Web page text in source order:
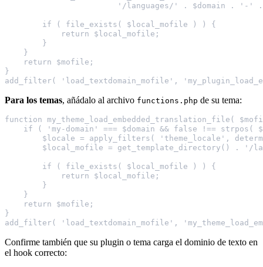
'/languages/' . $domain . '-'
        if ( file_exists( $local_mofile ) ) {
            return $local_mofile;
        }
    }
    return $mofile;
}
add_filter( 'load_textdomain_mofile',
Para los temas, añádalo al archivo functions.php de su tema:
function my_theme_load_embedded_translation_file(
if ( 'my-domain' === $domain && false !== strpos(
$locale = apply_filters( 'theme_locale',
$local_mofile = get_template_directory() . '/
        if ( file_exists( $local_mofile ) ) {
            return $local_mofile;
        }
    }
    return $mofile;
}
add_filter( 'load_textdomain_mofile',
Confirme también que su plugin o tema carga el dominio de texto en
el hook correcto: